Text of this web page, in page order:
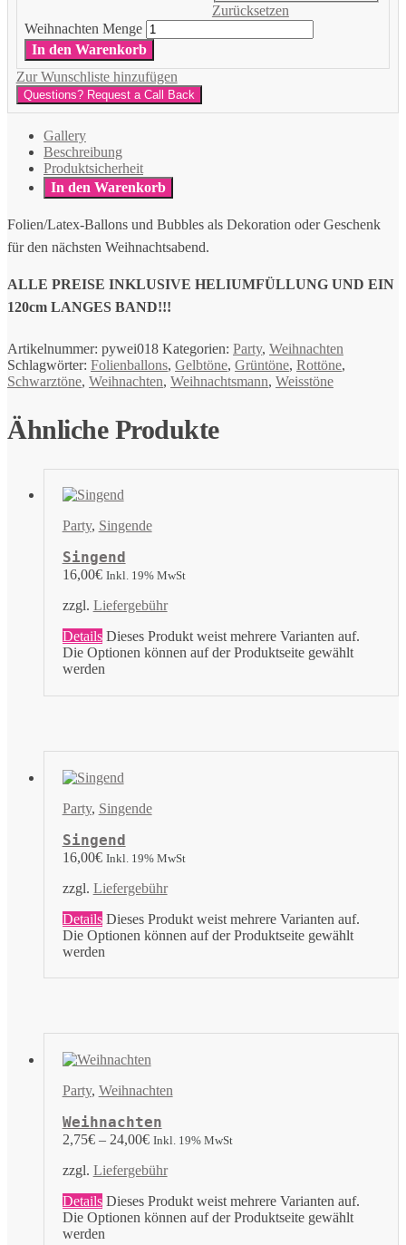
Zurücksetzen
Weihnachten Menge
In den Warenkorb
Zur Wunschliste hinzufügen
Questions? Request a Call Back
Gallery
Beschreibung
Produktsicherheit
In den Warenkorb
Folien/Latex-Ballons und Bubbles als Dekoration oder Geschenk
für den nächsten Weihnachtsabend.
ALLE PREISE INKLUSIVE HELIUMFÜLLUNG UND EIN
120cm LANGES BAND!!!
Artikelnummer: pywei018 Kategorien: Party, Weihnachten
Schlagwörter: Folienballons, Gelbtöne, Grüntöne, Rottöne,
Schwarztöne, Weihnachten, Weihnachtsmann, Weisstöne
Ähnliche Produkte
Party, Singende
Singend
16,00€ Inkl. 19% MwSt
zzgl. Liefergebühr
Details Dieses Produkt weist mehrere Varianten auf.
Die Optionen können auf der Produktseite gewählt
werden
Party, Singende
Singend
16,00€ Inkl. 19% MwSt
zzgl. Liefergebühr
Details Dieses Produkt weist mehrere Varianten auf.
Die Optionen können auf der Produktseite gewählt
werden
Party, Weihnachten
Weihnachten
2,75€– 24,00€ Inkl. 19% MwSt
zzgl. Liefergebühr
Details Dieses Produkt weist mehrere Varianten auf.
Die Optionen können auf der Produktseite gewählt
werden